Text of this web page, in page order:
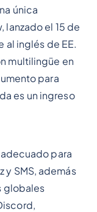
única
lanzado el 15 de
inglés de EE.
multilingüe en
para
es un ingreso
para
SMS, además
globales